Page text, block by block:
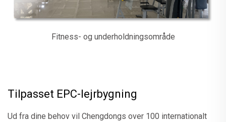
Fitness- og underholdningsområde
Tilpasset EPC-lejrbygning
Ud fra dine behov vil Chengdongs over 100 internationalt